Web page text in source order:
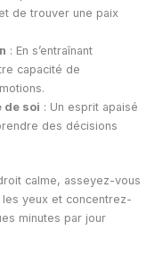
de trouver une paix
: En s’entraînant
capacité de
de soi : Un esprit apaisé
des décisions
calme, asseyez-vous
yeux et concentrez-
minutes par jour